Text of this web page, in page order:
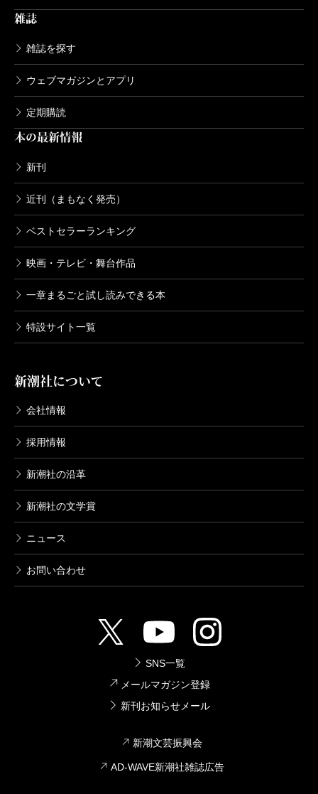
雑誌
雑誌を探す
ウェブマガジンとアプリ
定期購読
本の最新情報
新刊
近刊（まもなく発売）
ベストセラーランキング
映画・テレビ・舞台作品
一章まるごと試し読みできる本
特設サイト一覧
新潮社について
会社情報
採用情報
新潮社の沿革
新潮社の文学賞
ニュース
お問い合わせ
SNS一覧
メールマガジン登録
新刊お知らせメール
新潮文芸振興会
AD-WAVE新潮社雑誌広告